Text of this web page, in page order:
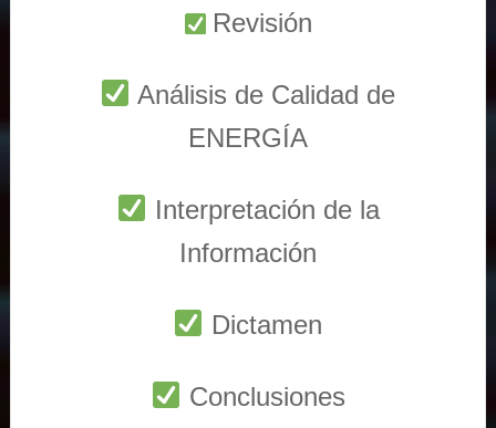
Revisión
Análisis de Calidad de
ENERGÍA
Interpretación de la
Información
Dictamen
Conclusiones